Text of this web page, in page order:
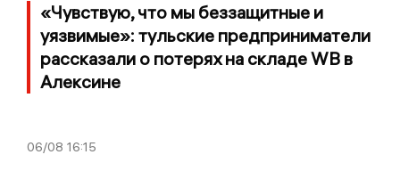
«Чувствую, что мы беззащитные и
уязвимые»: тульские предприниматели
рассказали о потерях на складе WB в
Алексине
06/08 16:15